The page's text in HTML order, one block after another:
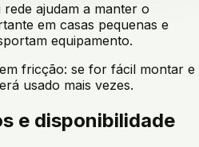
ajudam a manter o
em casas pequenas e
equipamento.
fricção: se for fácil montar e
usado mais vezes.
e disponibilidade